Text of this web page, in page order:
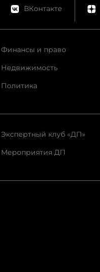
ВКонтакте
Финансы и право
Недвижимость
Политика
Экспертный клуб «ДП»
Мероприятия ДП